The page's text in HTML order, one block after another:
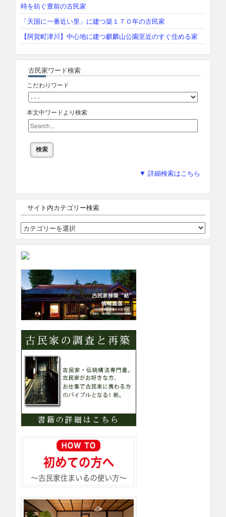
時を紡ぐ豊前の古民家
「天国に一番近い里」に建つ築１７０年の古民家
【阿賀町津川】中心地に建つ麒麟山公園至近のすぐ住める家
古民家ワード検索
こだわりワード
本文中ワードより検索
▼ 詳細検索はこちら
サイト内カテゴリー検索
サ
イ
ト
内
カ
テ
ゴ
リ
ー
検